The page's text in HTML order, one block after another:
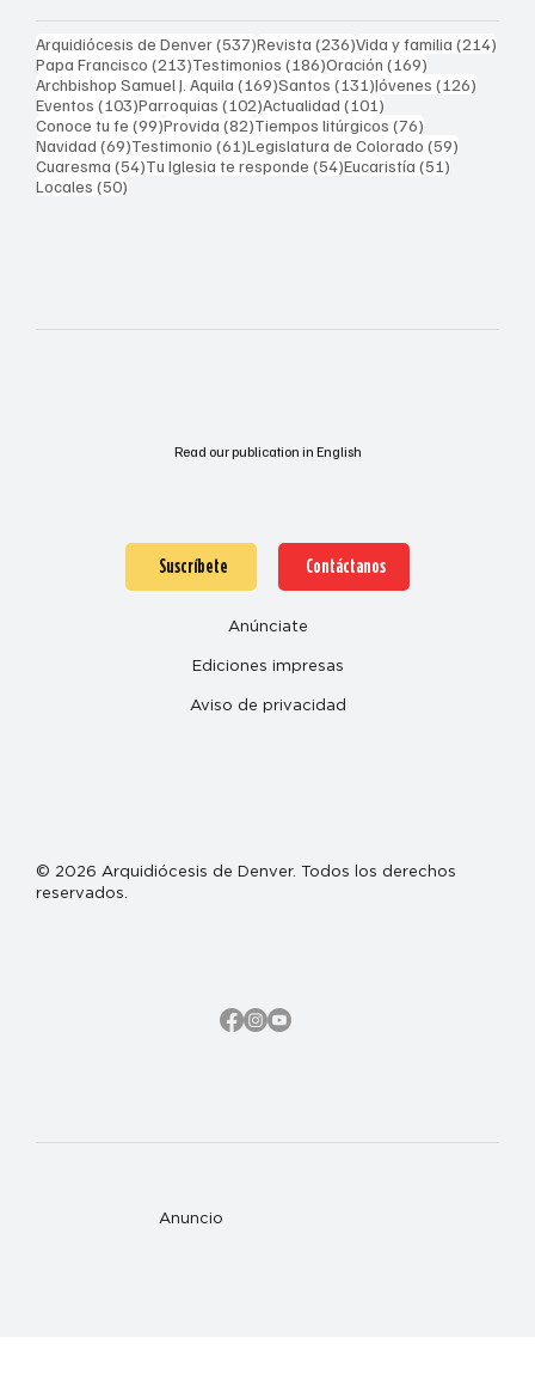
Arquidiócesis de Denver(537)537 entradas
Revista (236)236 entradas
Vida y familia (214)
Papa Francisco (213)213 entradas
Testimonios (186)186 entradas
Oración (169)
Archbishop Samuel J. Aquila (169)169 entradas
Santos (131)131 entradas
Jóvenes (126)
Eventos (103)103 entradas
Parroquias (102)102 entradas
Actualidad (101)
Conoce tu fe (99)99 entradas
Provida (82)82 entradas
Tiempos litúrgicos (76)
Navidad (69)69 entradas
Testimonio (61)61 entradas
Legislatura de Colorado (59)
Cuaresma (54)54 entradas
Tu Iglesia te responde (54)54 entradas
Eucaristía (51)
Locales (50)
Read our publication in English
Anuncio
Suscríbete Contáctanos
Anúnciate
Ediciones impresas
Aviso de privacidad
© 2026 Arquidiócesis de Denver. Todos los derechos
reservados.